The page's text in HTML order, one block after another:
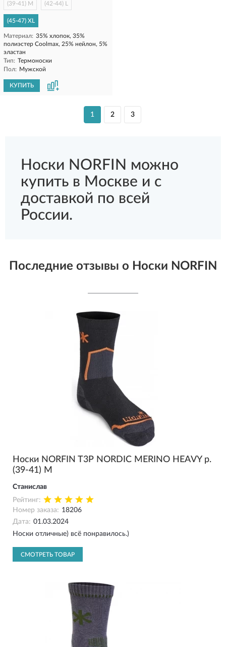
(39-41) M (42-44) L
(45-47) XL
Материал: 35% хлопок, 35%
полиэстер Coolmax, 25% нейлон, 5%
эластан
Тип: Термоноски
Пол: Мужской
КУПИТЬ
1 2 3
Носки NORFIN можно
купить в Москве и с
доставкой по всей
России.
Последние отзывы о Носки NORFIN
Носки NORFIN T3P NORDIC MERINO HEAVY р.
(39-41) M
Станислав
Рейтинг:
Номер заказа: 18206
Дата: 01.03.2024
Носки отличные) всё понравилось.)
СМОТРЕТЬ ТОВАР